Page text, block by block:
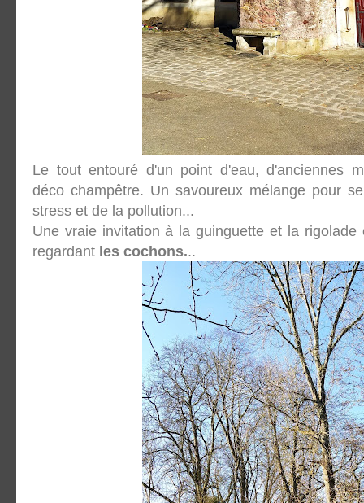
Le tout entouré d'un point d'eau, d'anciennes
déco champêtre. Un savoureux mélange pour
stress et de la pollution...
Une vraie invitation à la guinguette et la
regardant les cochons...